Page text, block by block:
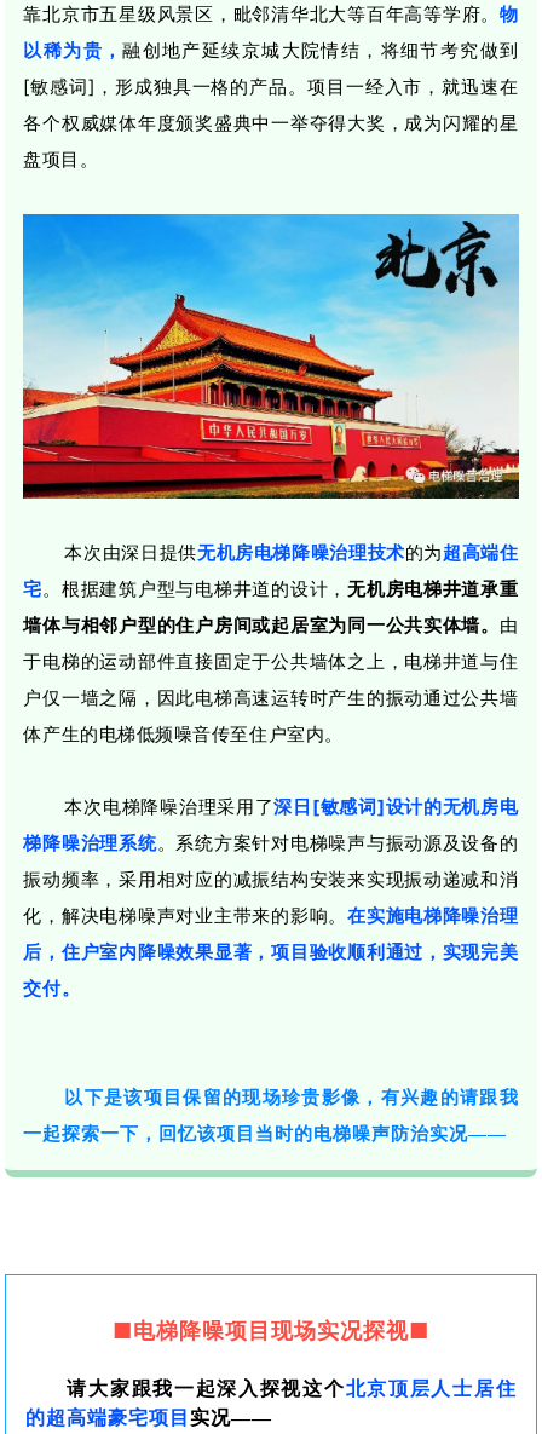
靠北京市五星级风景区， 毗邻清华北大等百年高等学府。物
以稀为贵，融创地产延续京城大院情结， 将细节考究做到
[敏感词]， 形成独具一格的产品。项目一经入市，就迅速在
各个权威媒体年度颁奖盛典中一举夺得大奖，成为闪耀的星
盘项目。
本次由深日提供无机房电梯降噪治理技术的为超高端住
宅。根据建筑户型与电梯井道的设计，无机房电梯井道承重
墙体与相邻户型的住户房间或起居室为同一公共实体墙。 由
于电梯的运动部件直接固定于公共墙体之上，电梯井道与住
户仅一墙之隔，因此电梯高速运转时产生的振动通过公共墙
体产生的电梯低频噪音传至住户室内。
本次电梯降噪治理采用了深日[敏感词]设计的无机房电
梯降噪治理系统。 系统方案针对电梯噪声与振动源及设备的
振动频率，采用相对应的减振结构安装来实现振动递减和消
化，解决电梯噪声对业主带来的影响。在实施电梯降噪治理
后，住户室内降噪效果显著，项目验收顺利通过，实现完美
交付。
以下是该项目保留的现场珍贵影像，有兴趣的请跟我
一起探索一下，回忆该项目当时的电梯噪声防治实况——
■电梯降噪项目现场实况探视■
请大家跟我一起深入探视这个北京顶层人士居住
的超高端豪宅项目实况——